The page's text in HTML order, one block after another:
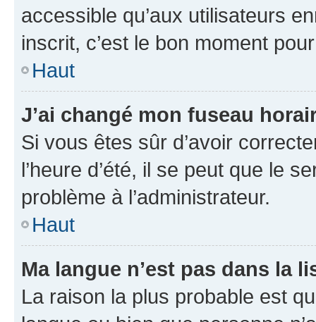
accessible qu’aux utilisateurs
inscrit, c’est le bon moment
Haut
J’ai changé mon fuseau
Si vous êtes sûr d’avoir
l’heure d’été, il se peut que le
problème à l’administrateur.
Haut
Ma langue n’est pas dans la
La raison la plus probable est